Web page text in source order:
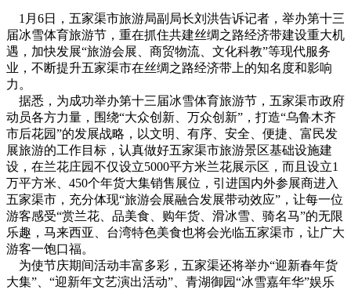
1月6日，五家渠市旅游局副局长刘洪告诉记者，举办第十三
届冰雪体育旅游节，重在抓住共建丝绸之路经济带建设重大机
遇，加快发展“旅游会展、商贸物流、文化科教”等现代服务
业，不断提升五家渠市在丝绸之路经济带上的知名度和影响
力。
据悉，为成功举办第十三届冰雪体育旅游节，五家渠市政府
动员各方力量，围绕“大众创新、万众创新”，打造“乌鲁木齐
市后花园”的发展战略，以文明、有序、安全、便捷、富民发
展旅游的工作目标，认真做好五家渠市旅游景区基础设施建
设，在兰花庄园不仅设立5000平方米兰花展示区，而且设立1
万平方米、450个年货大集销售展位，引进国内外参展商进入
五家渠市，充分体现“旅游会展融合发展带动效应”，让每一位
游客感受“赏兰花、品美食、购年货、滑冰雪、骑名马”的无限
乐趣，马来西亚、台湾特色美食也将会光临五家渠市，让广大
游客一饱口福。
为使节庆期间活动丰富多彩，五家渠还将举办“迎新春年货
大集”、“迎新年文艺演出活动”、青湖御园“冰雪嘉年华”娱乐